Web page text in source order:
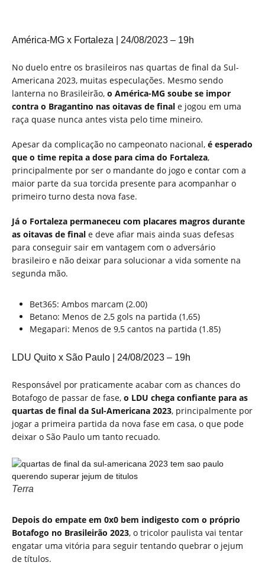
América-MG x Fortaleza | 24/08/2023 – 19h
No duelo entre os brasileiros nas quartas de final da Sul-
Americana 2023, muitas especulações. Mesmo sendo
lanterna no Brasileirão, o América-MG soube se impor
contra o Bragantino nas oitavas de final e jogou em uma
raça quase nunca antes vista pelo time mineiro.
Apesar da complicação no campeonato nacional, é esperado
que o time repita a dose para cima do Fortaleza,
principalmente por ser o mandante do jogo e contar com a
maior parte da sua torcida presente para acompanhar o
primeiro turno desta nova fase.
Já o Fortaleza permaneceu com placares magros durante
as oitavas de final e deve afiar mais ainda suas defesas
para conseguir sair em vantagem com o adversário
brasileiro e não deixar para solucionar a vida somente na
segunda mão.
Bet365: Ambos marcam (2.00)
Betano: Menos de 2,5 gols na partida (1,65)
Megapari: Menos de 9,5 cantos na partida (1.85)
LDU Quito x São Paulo | 24/08/2023 – 19h
Responsável por praticamente acabar com as chances do
Botafogo de passar de fase, o LDU chega confiante para as
quartas de final da Sul-Americana 2023, principalmente por
jogar a primeira partida da nova fase em casa, o que pode
deixar o São Paulo um tanto recuado.
Terra
Depois do empate em 0x0 bem indigesto com o próprio
Botafogo no Brasileirão 2023, o tricolor paulista vai tentar
engatar uma vitória para seguir tentando quebrar o jejum
de títulos.